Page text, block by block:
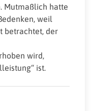
Mutmaßlich hatte
weil
betrachtet, der
wird,
ist.